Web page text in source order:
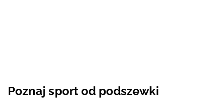
Poznaj sport od podszewki